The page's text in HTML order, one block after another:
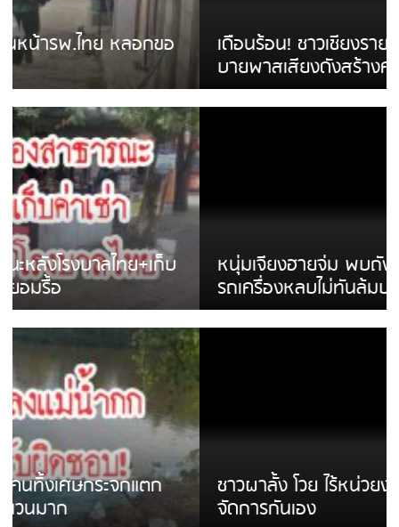
เดือนร้อน! ชาวเชียงรายบ่นรถ Isuzu สีขาวซิ่ง
บายพาสเสียงดังสร้างความรำคาญ
หนุ่มเจียงฮายจ่ม พบถังน้ำดื่มตกกลางถนน
รถเครื่องหลบไม่ทันล้มบาดเจ็บ
ชาวผาลั้ง โวย ไร้หน่วยงานดูแล ดินสไลด์ ต้อง
จัดการกันเอง